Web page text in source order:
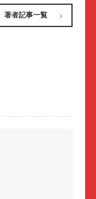
著者記事一覧